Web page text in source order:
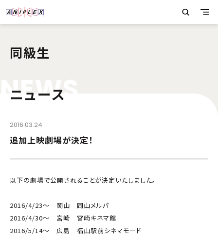
同級生
NEWS
ニュース
2016.03.24
追加上映劇場が決定！
以下の劇場で公開されることが決定いたしました。
2016/4/23～ 岡山 岡山メルパ
2016/4/30～ 宮崎 宮崎キネマ館
2016/5/14～ 広島 福山駅前シネマモード